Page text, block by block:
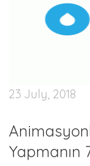
23 July, 2018
Yapmanın